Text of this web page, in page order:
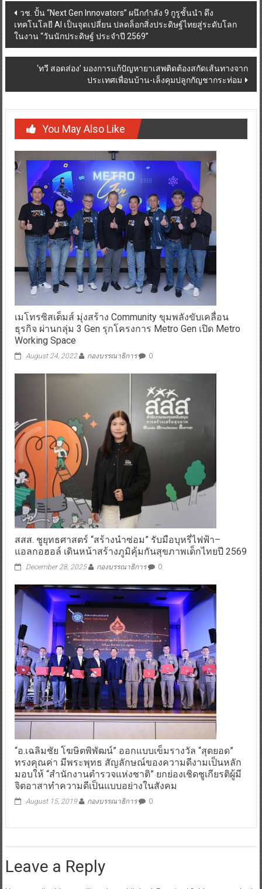
Post
navigation
วช. ปั้น “Next Gen Innovators” ผนึกกำลัง 9 กูรูชั้นนำ ดึง
เทคโนโลยี AI เป็นจุดเปลี่ยน ปลดล็อกสิ่งประดิษฐ์ไทยสู่ระดับโลก
ในงาน “วันนักประดิษฐ์ ประจำปี 2569”
‘ทวี สอดส่อง’ มองการแก้ปัญหายาเสพติดต้องสกัดเส้นทางจาก
ประเทศเพื่อนบ้าน-เล็งคุมปลูกกัญชากระท่อม
You May Also Like
เมโทรซิสเต็มส์ มุ่งสร้าง Community ขุมพลังขับเคลื่อน
ธุรกิจ ผ่านกลุ่ม 3 Gen รุกโครงการ Metro Gen เปิด Metro
Working Space
August 24, 2022 กองบรรณาธิการ 0
สสส. ชูยุทธศาสตร์ “สร้างนำซ่อม” รับมือบุหรี่ไฟฟ้า–
แอลกอฮอล์ เดินหน้าสร้างภูมิคุ้มกันสุขภาพเด็กไทยปี 2569
December 28, 2025 กองบรรณาธิการ 0
“อ.เฉลิมชัย โฆษิตพิพัฒน์” ออกแบบเข็มรางวัล “สุดยอด”
ทรงคุณค่า มีพระพุทธ สัญลักษณ์ของความดีงามเป็นหลัก
มอบให้ “สำนักงานตำรวจแห่งชาติ” ยกย่องเชิดชูเกียรติผู้มี
จิตอาสาทำความดีเป็นแบบอย่างในสังคม
August 15, 2019 กองบรรณาธิการ 0
Leave a Reply